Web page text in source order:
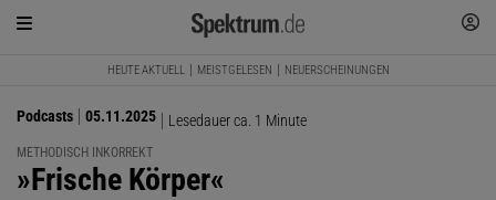
HEUTE AKTUELL MEISTGELESEN NEUERSCHEINUNGEN
Podcasts 05.11.2025 Lesedauer ca. 1 Minute
METHODISCH INKORREKT
:
»Frische Körper«